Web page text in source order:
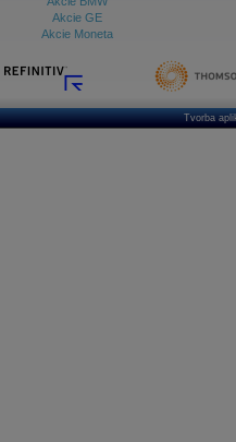
Akcie GE
Akcie Moneta
Tvorba